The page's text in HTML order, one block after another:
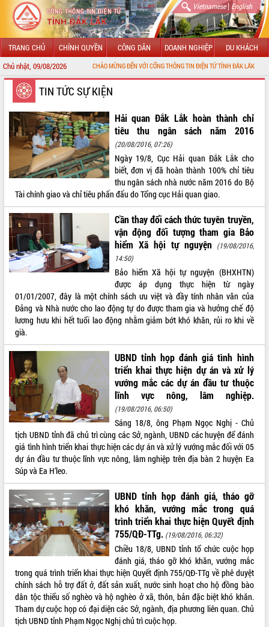
Vietnamese| English
TRANG CHỦ CHÍNH QUYỀN CÔNG DÂN DOANH NGHIỆP DU KHÁCH
Chủ nhật, 09/08/2026CHÀO MỪNG ĐẾN VỚI CỔNG THÔNG TIN ĐIỆN TỬ TỈNH ĐẮK LẮK
GIỚI THIỆU
LÃNH ĐẠO UBND TỈNH
TIN TỨC SỰ KIỆN
SỞ, BAN, NGÀNH
THÔNG TIN CHỈ ĐẠO ĐIỀU HÀNH
HỆ THỐNG VĂN BẢN
VĂN BẢN HĐND TỈNH
QUY HOẠCH - KẾ HOẠCH
VIDEO
TIN TỨC SỰ KIỆN
Hải quan Đắk Lắk hoàn thành chỉ
tiêu thu ngân sách năm 2016
(20/08/2016, 07:26)
Ngày 19/8, Cục Hải quan Đắk Lắk cho
biết, đơn vị đã hoàn thành 100% chỉ tiêu
thu ngân sách nhà nước năm 2016 do Bộ
Tài chính giao và chỉ tiêu phấn đấu do Tổng cục Hải quan giao.
Cần thay đổi cách thức tuyên truyền,
vận động đối tượng tham gia Bảo
hiểm Xã hội tự nguyện (19/08/2016,
14:50)
Bảo hiểm Xã hội tự nguyện (BHXHTN)
được áp dụng thực hiện từ ngày
01/01/2007, đây là một chính sách ưu việt và đầy tính nhân văn của
Đảng và Nhà nước cho lao động tự do được tham gia và hưởng chế độ
lương hưu khi hết tuổi lao động nhằm giảm bớt khó khăn, rủi ro khi về
già.
UBND tỉnh họp đánh giá tình hình
triển khai thực hiện dự án và xử lý
vướng mắc các dự án đầu tư thuộc
lĩnh vực nông, lâm nghiệp.
(19/08/2016, 06:50)
Sáng 18/8, ông Phạm Ngọc Nghị - Chủ
tịch UBND tỉnh đã chủ trì cùng các Sở, ngành, UBND các huyện để đánh
giá tình hình triển khai thực hiện các dự án và xử lý vướng mắc đối với 05
dự án đầu tư thuộc lĩnh vực nông, lâm nghiệp trên địa bàn 2 huyện Ea
Súp và Ea H’leo.
UBND tỉnh họp đánh giá, tháo gỡ
khó khăn, vướng mắc trong quá
trình triển khai thực hiện Quyết định
755/QĐ-TTg. (19/08/2016, 06:32)
Chiều 18/8, UBND tỉnh tổ chức cuộc họp
đánh giá, tháo gỡ khó khăn, vướng mắc
trong quá trình triển khai thực hiện Quyết định 755/QĐ-TTg về phê duyệt
chính sách hỗ trợ đất ở, đất sản xuất, nước sinh hoạt cho hộ đồng bào
dân tộc thiểu số nghèo và hộ nghèo ở xã, thôn, bản đặc biệt khó khăn.
Tham dự cuộc họp có đại diện các Sở, ngành, địa phương liên quan. Chủ
tịch UBND tỉnh Phạm Ngọc Nghị chủ trì cuộc họp.